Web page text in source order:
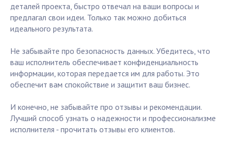
деталей проекта, быстро отвечал на ваши вопросы и
предлагал свои идеи. Только так можно добиться
идеального результата.
Не забывайте про безопасность данных. Убедитесь, что
ваш исполнитель обеспечивает конфиденциальность
информации, которая передается им для работы. Это
обеспечит вам спокойствие и защитит ваш бизнес.
И конечно, не забывайте про отзывы и рекомендации.
Лучший способ узнать о надежности и профессионализме
исполнителя - прочитать отзывы его клиентов.